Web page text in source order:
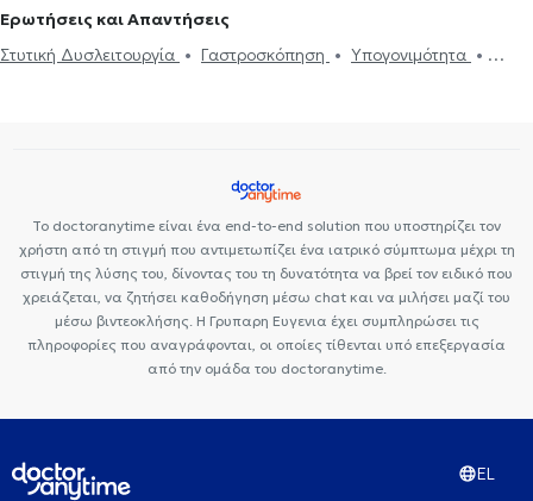
Ερωτήσεις και Απαντήσεις
Στυτική Δυσλειτουργία
Γαστροσκόπηση
Υπογονιμότητα
Διπολική διαταραχή
Δίαιτα και διατροφή
Ιατρικές βεβαιώσεις
Ψυχογενής Βουλιμία - Ψυχογενής Ανορεξία
HIV-AIDS
Life
coaching
Σεξουαλικώς μεταδιδόμενα νοσήματα (ΣΜΝ)
Σχιζοφρένεια
Ευερέθιστο έντερο Υπνοθεραπεία
Εθισμός
Επιληψία
Συμβουλευτική γονέων και παιδιών ΔΕΠΥ
Emdr
Τόνωση αυτοεκτίμησης
Ταυτότητα φύλου Αυτισμός
Εθισμός
ψυχοθεραπεία
Διαχείριση πένθους
Θέματα σχέσεων
Τριχοτιλλομανία
Το doctoranytime είναι ένα end-to-end solution που υποστηρίζει τον
χρήστη από τη στιγμή που αντιμετωπίζει ένα ιατρικό σύμπτωμα μέχρι τη
στιγμή της λύσης του, δίνοντας του τη δυνατότητα να βρεί τον ειδικό που
χρειάζεται, να ζητήσει καθοδήγηση μέσω chat και να μιλήσει μαζί του
μέσω βιντεοκλήσης. Η Γρυπαρη Ευγενια έχει συμπληρώσει τις
πληροφορίες που αναγράφονται, οι οποίες τίθενται υπό επεξεργασία
από την ομάδα του doctoranytime.
EL